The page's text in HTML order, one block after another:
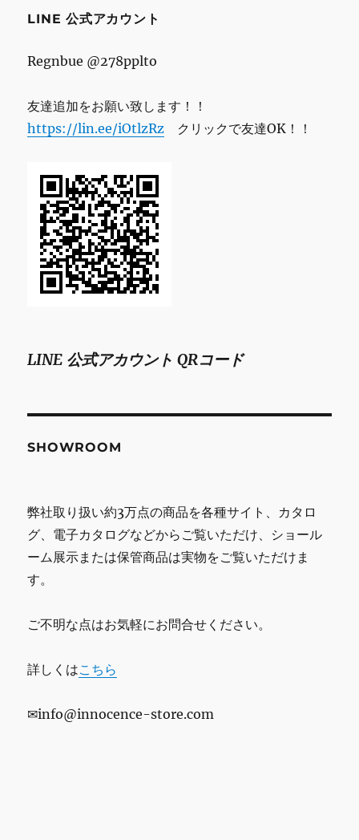
LINE 公式アカウント
Regnbue @278pplto
友達追加をお願い致します！！
https://lin.ee/iOtlzRz クリックで友達OK！！
LINE 公式アカウント QRコード
SHOWROOM
弊社取り扱い約3万点の商品を各種サイト、カタロ
グ、電子カタログなどからご覧いただけ、ショール
ーム展示または保管商品は実物をご覧いただけま
す。
ご不明な点はお気軽にお問合せください。
詳しくはこちら
✉info@innocence-store.com